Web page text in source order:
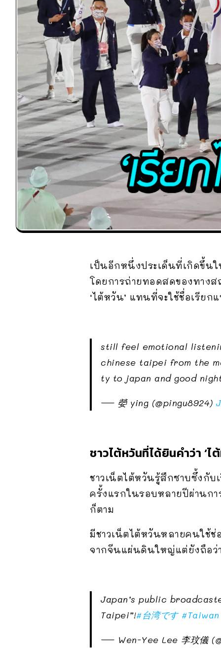
เป็นอีกหนึ่งประเด็นที่เกิดขึ้นใ
โดยการถ่ายทอดสดของทาง
‘ไต้หวัน’ แทนที่จะใช้ชื่อเรียก
still feel emotional
chinese taipei from the
ty to japan and good
— 嫈 ying (@pingu8924)
ชาวไต้หวันที่ได้ยินคำว่า ‘
ชาวเน็ตไต้หวันรู้สึกซาบซึ้งกับ
ครั้งแรกในรอบหลายปีผ่านก
ก็ตาม
มีชาวเน็ตไต้หวันหลายคนใช้ช่
จากจีนแผ่นดินใหญ่แต่ยังถือว่
Japan’s public
Taipei”!#台湾です #Taiwan
— Wen-Yee Lee 李玟儀